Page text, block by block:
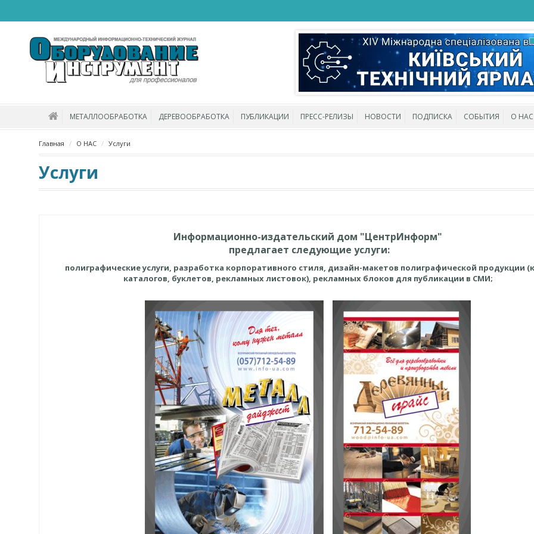
МЕТАЛЛООБРАБОТКА ДЕРЕВООБРАБОТКА ПУБЛИКАЦИИ ПРЕСС-РЕЛИЗЫ НОВОСТИ ПОДПИСКА СОБЫТИЯ О НАС
Главная О НАС Услуги
Услуги
Информационно-издательский дом "ЦентрИнформ"
предлагает следующие услуги:
полиграфические услуги, разработка корпоративного стиля, дизайн-макетов полиграфической продукции
каталогов, буклетов, рекламных листовок), рекламных блоков для публикации в СМИ;